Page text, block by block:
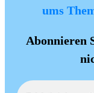
ums
Abonnieren